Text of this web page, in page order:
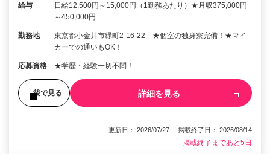
給与
日給12,500円～15,000円（1勤務あたり）★月収375,000円
～450,000円…
勤務地
東京都小金井市緑町2-16-22 ★個室の独身寮完備！★マイ
カーでの通いもOK！
応募資格 ★学歴・経験一切不問！
後で見る 詳細を見る
更新日： 2026/07/27 掲載終了日： 2026/08/14
掲載終了まであと5日